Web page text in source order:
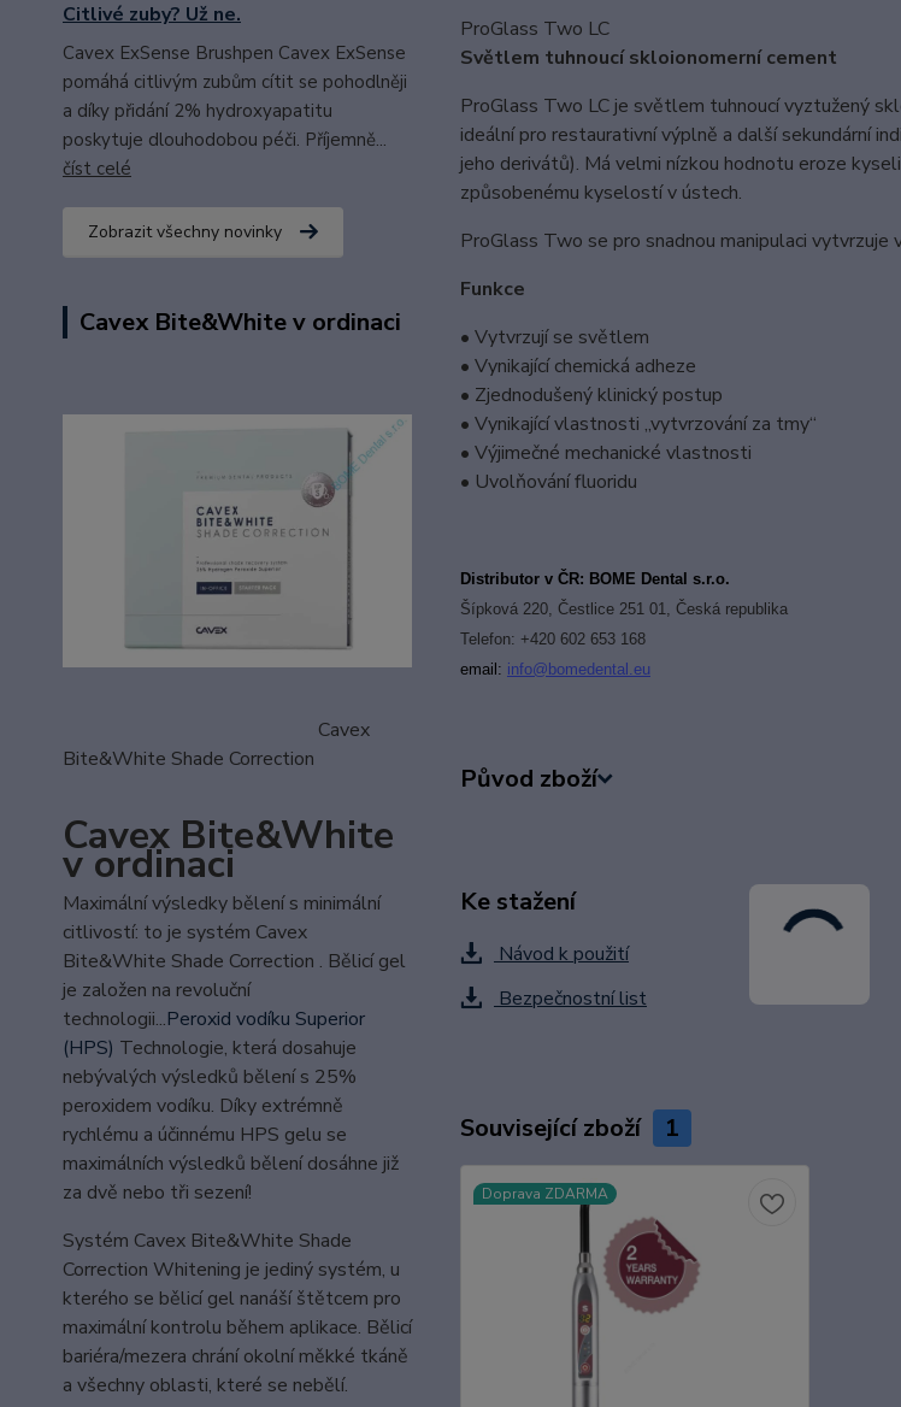
Citlivé zuby? Už ne.
Cavex ExSense Brushpen Cavex ExSense
pomáhá citlivým zubům cítit se pohodlněji
a díky přidání 2% hydroxyapatitu
poskytuje dlouhodobou péči. Příjemně...
číst celé
Zobrazit všechny novinky
Cavex Bite&White v ordinaci
Cavex
Bite&White Shade Correction
Cavex Bite&White
v ordinaci
Maximální výsledky bělení s minimální
citlivostí: to je systém Cavex
Bite&White Shade Correction . Bělicí gel
je založen na revoluční
technologii...Peroxid vodíku Superior
(HPS) Technologie, která dosahuje
nebývalých výsledků bělení s 25%
peroxidem vodíku. Díky extrémně
rychlému a účinnému HPS gelu se
maximálních výsledků bělení dosáhne již
za dvě nebo tři sezení!
Systém Cavex Bite&White Shade
Correction Whitening je jediný systém, u
kterého se bělicí gel nanáší štětcem pro
maximální kontrolu během aplikace. Bělicí
bariéra/mezera chrání okolní měkké tkáně
a všechny oblasti, které se nebělí.
ProGlass Two LC
Světlem tuhnoucí skloionomerní cement
ProGlass Two LC je světlem tuhnoucí vyztužený
ideální pro restaurativní výplně a další sekundární
jeho derivátů). Má velmi nízkou hodnotu eroze
způsobenému kyselostí v ústech.
ProGlass Two se pro snadnou manipulaci
Funkce
• Vytvrzují se světlem
• Vynikající chemická adheze
• Zjednodušený klinický postup
• Vynikající vlastnosti „vytvrzování za tmy“
• Výjimečné mechanické vlastnosti
• Uvolňování fluoridu
Distributor v ČR: BOME Dental s.r.o.
Šípková 220, Čestlice 251 01, Česká republika
Telefon: +420 602 653 168
email: info@bomedental.eu
Původ zboží
Ke stažení
Návod k použití
Bezpečnostní list
Související zboží 1
Doprava ZDARMA